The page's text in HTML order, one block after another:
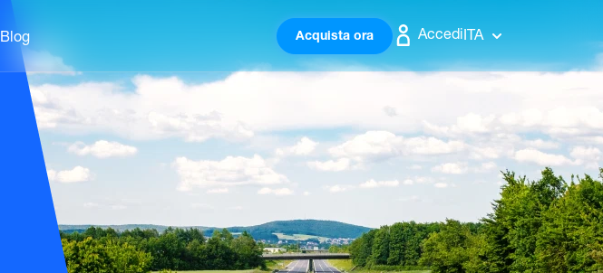
Blog Acquista ora AccediITA